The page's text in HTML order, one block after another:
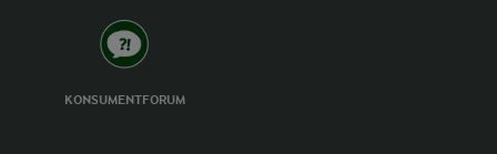
KONSUMENTFORUM